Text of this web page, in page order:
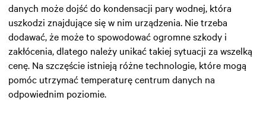
danych może dojść do kondensacji pary wodnej, która
uszkodzi znajdujące się w nim urządzenia. Nie trzeba
dodawać, że może to spowodować ogromne szkody i
zakłócenia, dlatego należy unikać takiej sytuacji za wszelką
cenę. Na szczęście istnieją różne technologie, które mogą
pomóc utrzymać temperaturę centrum danych na
odpowiednim poziomie.